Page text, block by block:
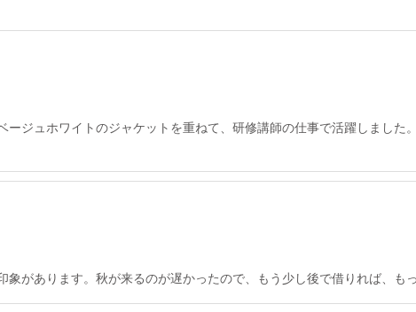
ジュホワイトのジャケットを重ねて、研修講師の仕事で活躍しました
があります。秋が来るのが遅かったので、もう少し後で借りれば、も